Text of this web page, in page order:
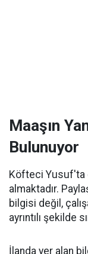
Maaşın
Bulunuyor
Köfteci Yusuf'ta
almaktadır.
bilgisi değil,
ayrıntılı şekilde
İlanda yer alan